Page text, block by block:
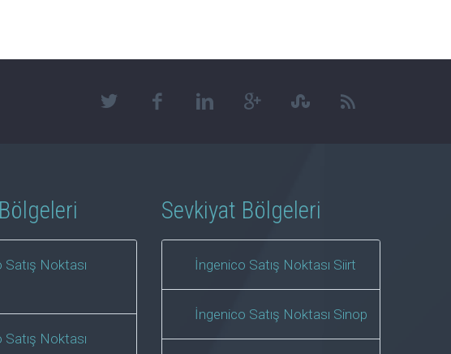
Noktası
Noktası
Sevkiyat Bölgeleri
İngenico Satış Noktası Siirt
İngenico Satış Noktası Sinop